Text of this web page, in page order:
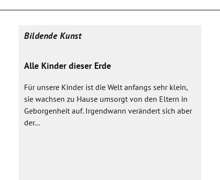
Reiseetappen erstellen. Es kann sich dabei um fotografische
zusammengefasst.
vorbereiteter Tag in Afrika .
•Eine gemeinsame Abschlussveranstaltung mit einem
Künstlerfest für alle Beteiligten. Es
werden d internationale Kulturgruppen zur Beteiligung
Bildende Kunst
Alle Kinder dieser Erde
Für unsere Kinder ist die Welt anfangs sehr klein,
sie wachsen zu Hause umsorgt von den Eltern in
Geborgenheit auf. Irgendwann verändert sich aber
der...